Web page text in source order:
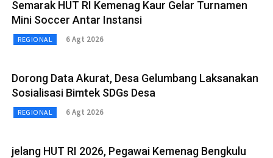
Semarak HUT RI Kemenag Kaur Gelar Turnamen
Mini Soccer Antar Instansi
REGIONAL 6 Agt 2026
Dorong Data Akurat, Desa Gelumbang Laksanakan
Sosialisasi Bimtek SDGs Desa
REGIONAL 6 Agt 2026
jelang HUT RI 2026, Pegawai Kemenag Bengkulu